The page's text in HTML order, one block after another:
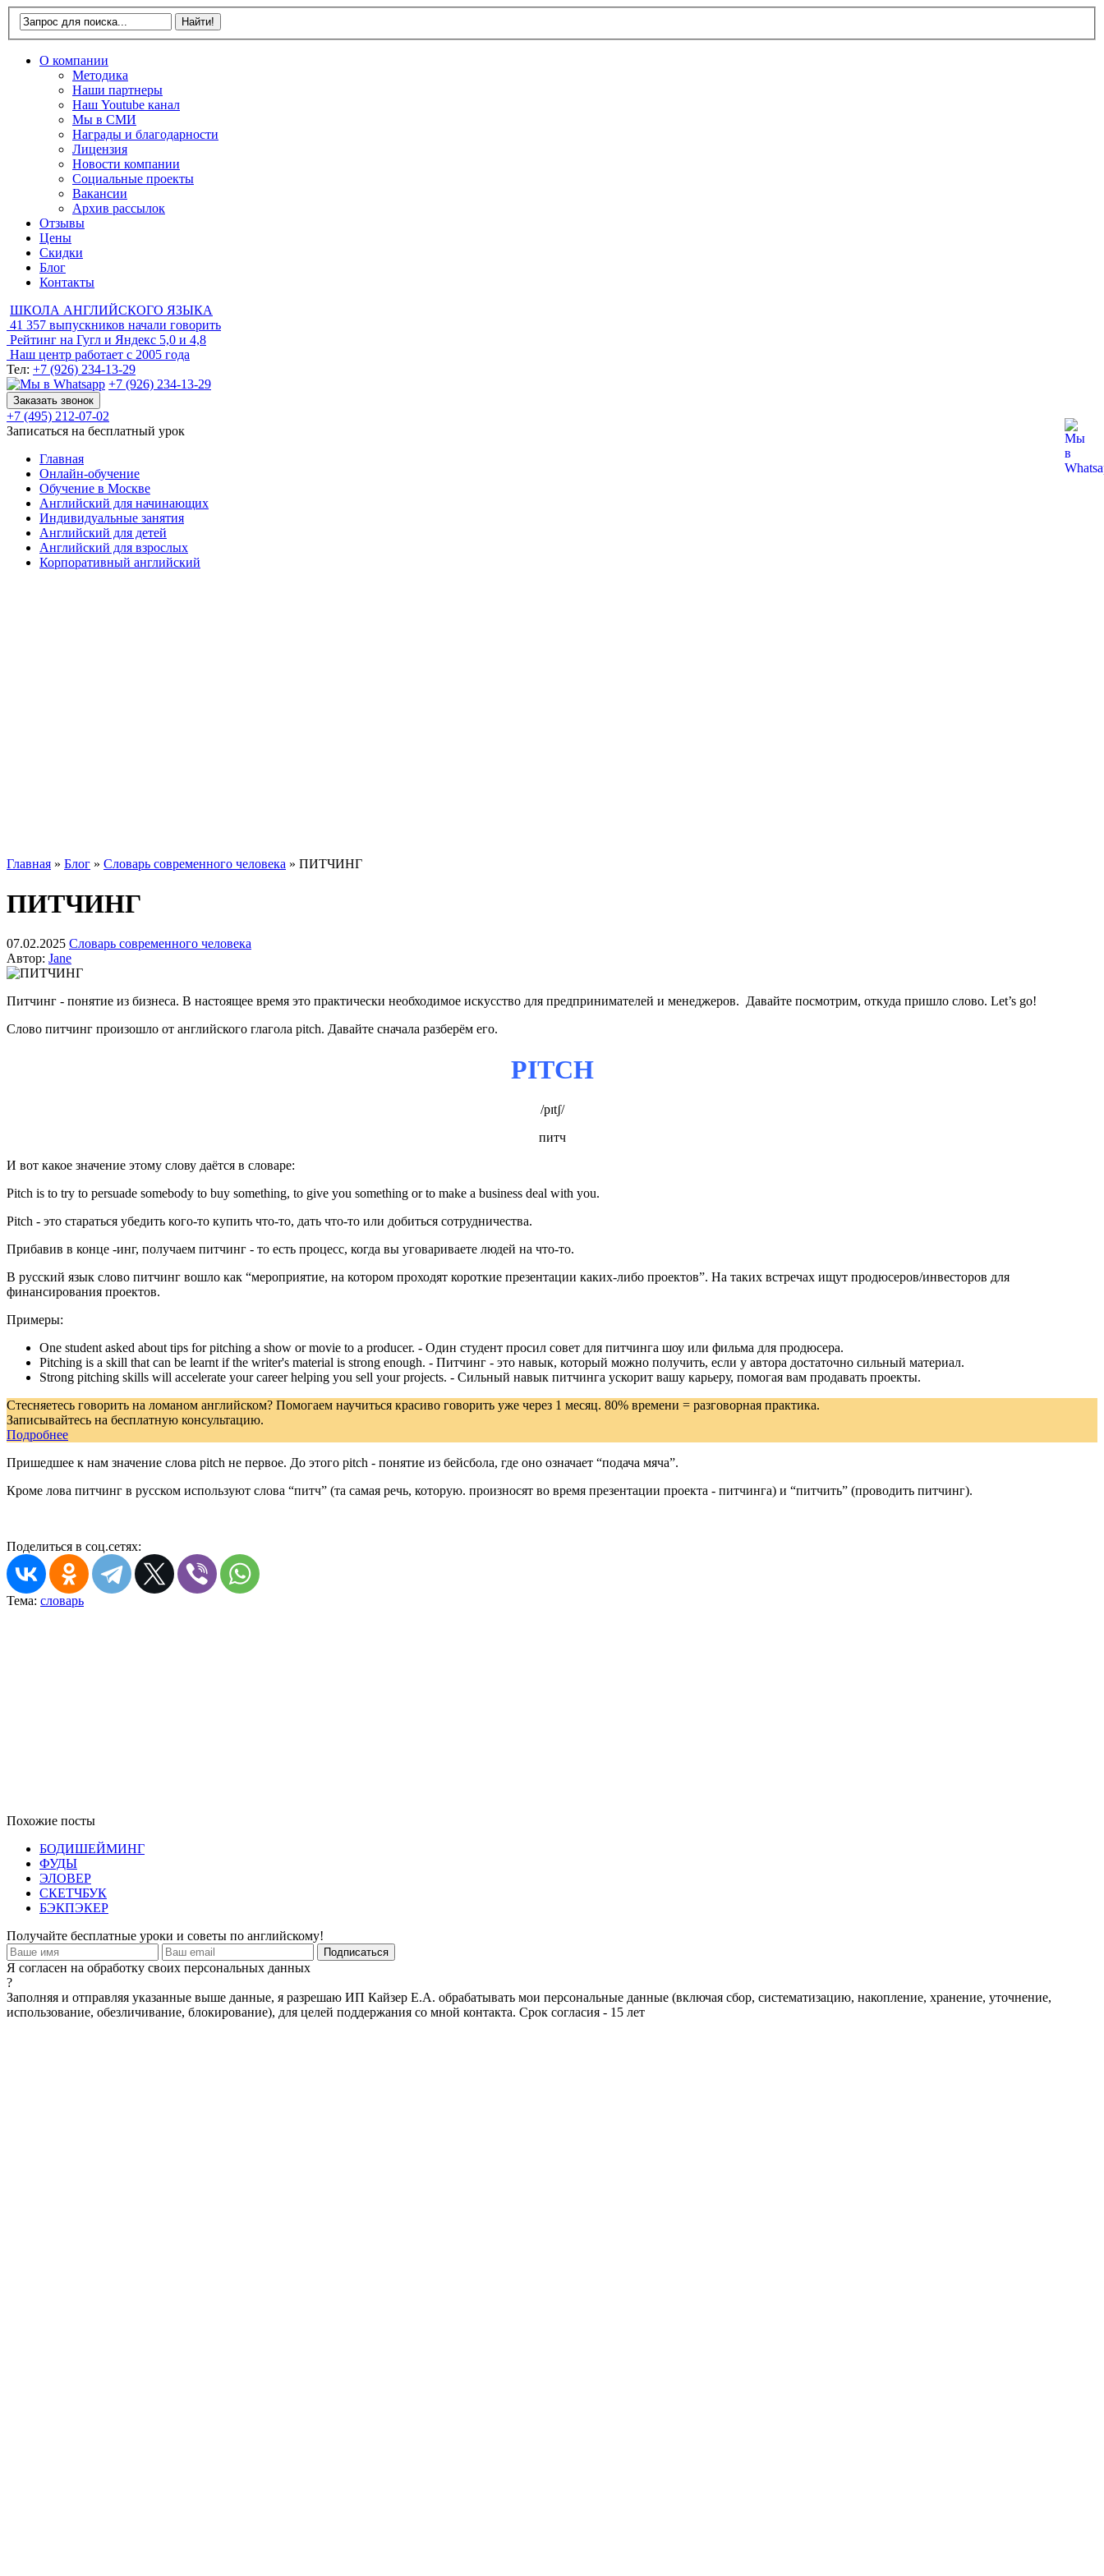
О компании
Методика
Наши партнеры
Наш Youtube канал
Мы в СМИ
Награды и благодарности
Лицензия
Новости компании
Социальные проекты
Вакансии
Архив рассылок
Отзывы
Цены
Скидки
Блог
Контакты
ШКОЛА АНГЛИЙСКОГО ЯЗЫКА
41 357 выпускников начали говорить
Рейтинг на Гугл и Яндекс 5,0 и 4,8
Наш центр работает с 2005 года
Тел: +7 (926) 234-13-29
+7 (926) 234-13-29
Заказать звонок
+7 (495) 212-07-02
Записаться на бесплатный урок
Главная
Онлайн-обучение
Обучение в Москве
Английский для начинающих
Индивидуальные занятия
Английский для детей
Английский для взрослых
Корпоративный английский
Главная » Блог » Словарь современного человека » ПИТЧИНГ
ПИТЧИНГ
07.02.2025 Словарь современного человека
Автор: Jane
Питчинг - понятие из бизнеса. В настоящее время это практически необходимое искусство для предпринимателей и менеджеров. Давайте посмотрим, откуда пришло слово. Let’s go!
Слово питчинг произошло от английского глагола pitch. Давайте сначала разберём его.
PITCH
/pɪtʃ/
питч
И вот какое значение этому слову даётся в словаре:
Pitch is ​to try to persuade somebody to buy something, to give you something or to make a business deal with you.
Pitch - это стараться убедить кого-то купить что-то, дать что-то или добиться сотрудничества.
Прибавив в конце -инг, получаем питчинг - то есть процесс, когда вы уговариваете людей на что-то.
В русский язык слово питчинг вошло как “мероприятие, на котором проходят короткие презентации каких-либо проектов”. На таких встречах ищут продюсеров/инвесторов для
финансирования проектов.
Примеры:
One student asked about tips for pitching a show or movie to a producer. - Один студент просил совет для питчинга шоу или фильма для продюсера.
Pitching is a skill that can be learnt if the writer's material is strong enough. - Питчинг - это навык, который можно получить, если у автора достаточно сильный материал.
Strong pitching skills will accelerate your career helping you sell your projects. - Сильный навык питчинга ускорит вашу карьеру, помогая вам продавать проекты.
Стесняетесь говорить на ломаном английском? Помогаем научиться красиво говорить уже через 1 месяц. 80% времени = разговорная практика.
Записывайтесь на бесплатную консультацию.
Подробнее
Пришедшее к нам значение слова pitch не первое. До этого pitch - понятие из бейсбола, где оно означает “подача мяча”.
Кроме лова питчинг в русском используют слова “питч” (та самая речь, которую. произносят во время презентации проекта - питчинга) и “питчить” (проводить питчинг).
Поделиться в соц.сетях:
Тема: словарь
Похожие посты
БОДИШЕЙМИНГ
ФУДЫ
ЭЛОВЕР
СКЕТЧБУК
БЭКПЭКЕР
Получайте бесплатные уроки и советы по английскому!
Я согласен на обработку своих персональных данных
?
Заполняя и отправляя указанные выше данные, я разрешаю ИП Кайзер Е.А. обрабатывать мои персональные данные (включая сбор, систематизацию, накопление, хранение, уточнение,
использование, обезличивание, блокирование), для целей поддержания со мной контакта. Срок согласия - 15 лет